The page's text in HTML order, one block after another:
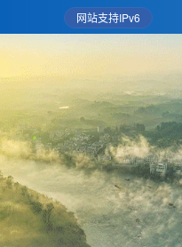
网站支持IPv6